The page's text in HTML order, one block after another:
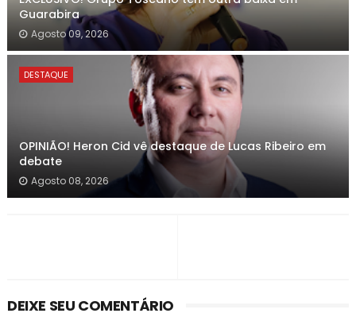
Guarabira
Agosto 09, 2026
DESTAQUE
OPINIÃO! Heron Cid vê destaque de Lucas Ribeiro em
debate
Agosto 08, 2026
DEIXE SEU COMENTÁRIO